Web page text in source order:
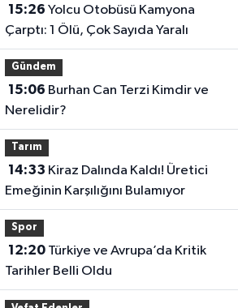
15:26
Çarptı: 1 Ölü, Çok Sayıda Yaralı
Gündem
15:06
Nerelidir?
Tarım
14:33
Emeğinin Karşılığını Bulamıyor
Spor
12:20Türkiye ve Avrupa’da Kritik
Tarihler Belli Oldu